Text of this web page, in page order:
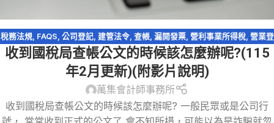
稅務法規, FAQS 公司登記, 建管法令, 查帳, 漏開發票, 營利事業所得稅, 營業登
,營業稅,稅務問答,稅務法規-洗錢防制法,稅務違章,稅捐稽徵法,網紅報稅
網路交易課稅, 網路拍賣,網路購物,逃漏稅,遺產及贈與稅
收到國稅局查帳公文的時候該怎麼辦呢?(115
年2月更新)(附影片說明)
萬集會計師事務所
收到國稅局查帳公文的時候該怎麼辦呢? 一般民眾或是公司行